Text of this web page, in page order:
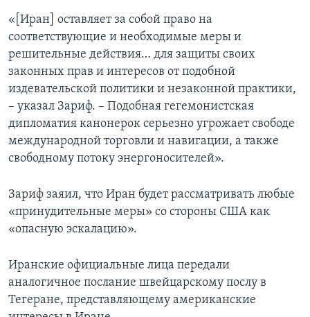
«[Иран] оставляет за собой право на
соответствующие и необходимые меры и
решительные действия… для защиты своих
законных прав и интересов от подобной
издевательской политики и незаконной практики,
– указал Зариф. – Подобная гегемонистская
дипломатия канонерок серьезно угрожает свободе
международной торговли и навигации, а также
свободному потоку энергоносителей».
Зариф заяил, что Иран будет рассматривать любые
«принудительные меры» со стороны США как
«опасную эскалацию».
Иранские официальные лица передали
аналогичное послание швейцарскому послу в
Тегеране, представляющему американские